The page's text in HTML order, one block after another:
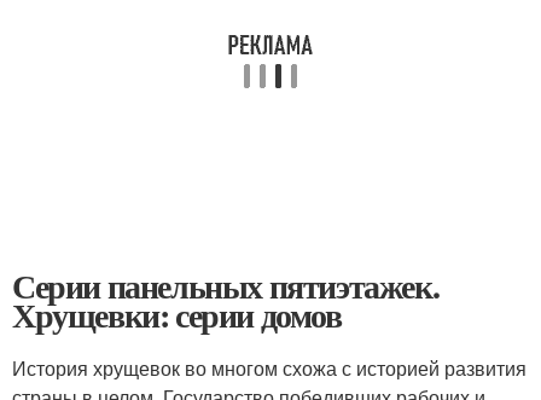
Серии панельных пятиэтажек.
Хрущевки: серии домов
История хрущевок во многом схожа с историей развития